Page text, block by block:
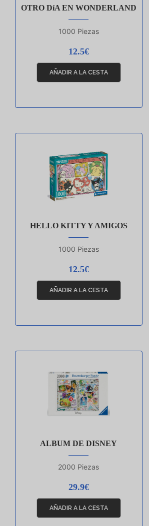
OTRO DíA EN WONDERLAND
1000 Piezas
12.5€
HELLO KITTY Y AMIGOS
1000 Piezas
12.5€
ALBUM DE DISNEY
2000 Piezas
29.9€